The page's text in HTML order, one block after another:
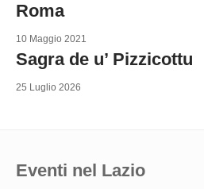
Roma
10 Maggio 2021
Sagra de u’ Pizzicottu
25 Luglio 2026
Eventi nel Lazio